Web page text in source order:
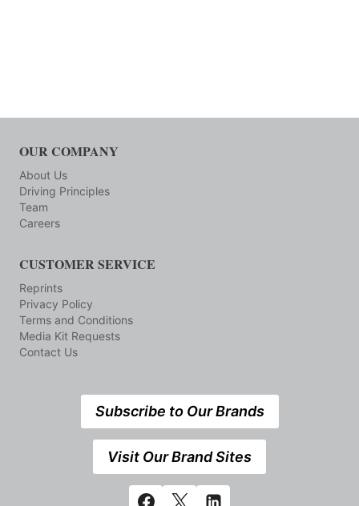
OUR COMPANY
About Us
Driving Principles
Team
Careers
CUSTOMER SERVICE
Reprints
Privacy Policy
Terms and Conditions
Media Kit Requests
Contact Us
Subscribe to Our Brands
Visit Our Brand Sites